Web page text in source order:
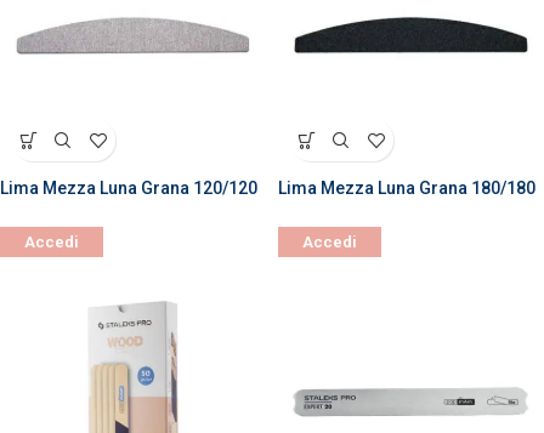
Lima Mezza Luna Grana 120/120
Accedi
Lima Mezza Luna Grana 180/180
Accedi